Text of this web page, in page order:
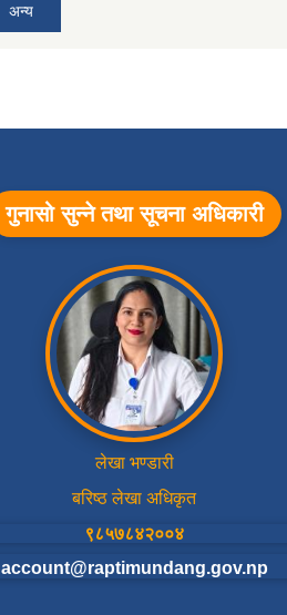
अन्य
गुनासो सुन्ने तथा सूचना अधिकारी
लेखा भण्डारी
बरिष्ठ लेखा अधिकृत
९८५७८४२००४
account@raptimundang.gov.np